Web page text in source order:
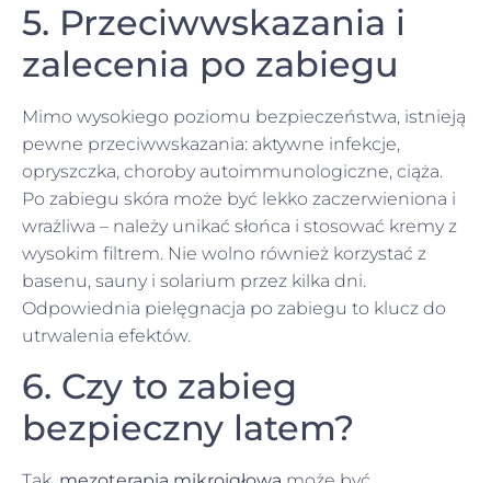
5. Przeciwwskazania i
zalecenia po zabiegu
Mimo wysokiego poziomu bezpieczeństwa, istnieją
pewne przeciwwskazania: aktywne infekcje,
opryszczka, choroby autoimmunologiczne, ciąża.
Po zabiegu skóra może być lekko zaczerwieniona i
wrażliwa – należy unikać słońca i stosować kremy z
wysokim filtrem. Nie wolno również korzystać z
basenu, sauny i solarium przez kilka dni.
Odpowiednia pielęgnacja po zabiegu to klucz do
utrwalenia efektów.
6. Czy to zabieg
bezpieczny latem?